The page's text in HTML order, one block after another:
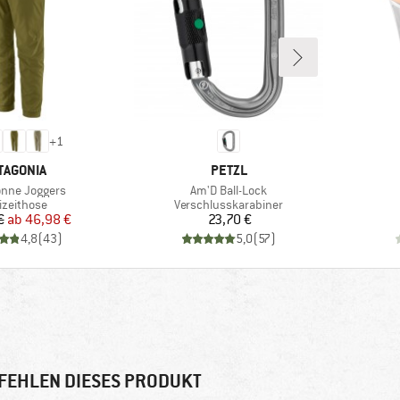
+1
Joggers
Preis
reduzierter Preis
ab 46,98 €
4,8(43)
MARKE
PETZL
Artikel
Am'D Ball-Lock
Produktgruppe
Verschlusskarabiner
Preis
23,70 €
5,0(57)
DIESES PRODUKT